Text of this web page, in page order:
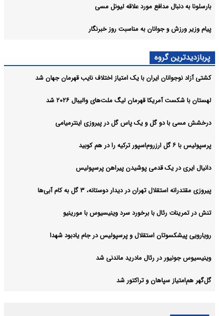
بارسلونا به دنبال مدافع مورد علاقه لیونل مسی
پیام وزیر ورزش و جوانان به مناسبت روز خبرنگار
پربازدیدترین گروه
کشتی آزاد نوجوانان ایران با یک امتیاز اختلاف نایب قهرمان جهان شد
لهستان با شکست آمریکا قهرمان لیگ ملت‌های والیبال ۲۰۲۶ شد
درخشش مسی با دو گل و یک پاس گل در پیروزی اینترمیامی
پرسپولیس با ۶ گل ارزروم‌اسپور ترکیه را در هم کوبید
دانیال ایری در یک قدمی پوشیدن پیراهن پرسپولیس
پیروزی مقتدرانه استقلال تهران در دیدار دوستانه، ۳ گل به کام آبی‌ها
تنش در تمرینات رئال با برخورد سرد وینیسیوس با مورینیو
رویارویی پیشکسوتان استقلال و پرسپولیس در جام یادبود شهدا
وینیسیوس جونیور در رئال مادرید ماندنی شد
گل‌گهر هم‌امتیاز سپاهان و تراکتور شد